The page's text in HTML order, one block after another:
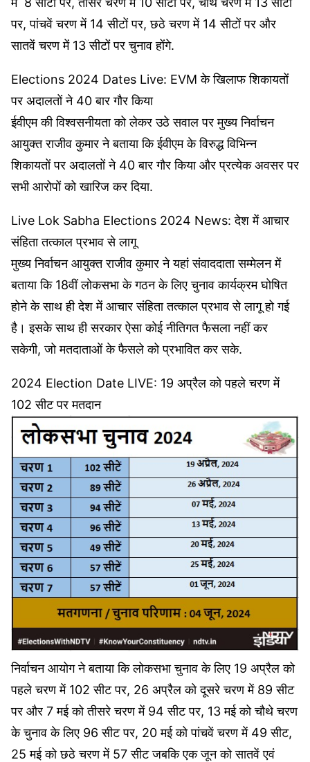
पर, पांचवें चरण में 14 सीटों पर, छठे चरण में 14 सीटों पर और
सातवें चरण में 13 सीटों पर चुनाव होंगे.
Elections 2024 Dates Live: EVM के खिलाफ शिकायतों
पर अदालतों ने 40 बार गौर किया
ईवीएम की विश्‍वसनीयता को लेकर उठे सवाल पर मुख्य निर्वाचन
आयुक्त राजीव कुमार ने बताया कि ईवीएम के विरुद्ध विभिन्न
शिकायतों पर अदालतों ने 40 बार गौर किया और प्रत्येक अवसर पर
सभी आरोपों को खारिज कर दिया.
Live Lok Sabha Elections 2024 News: देश में आचार
संहिता तत्काल प्रभाव से लागू
मुख्य निर्वाचन आयुक्त राजीव कुमार ने यहां संवाददाता सम्मेलन में
बताया कि 18वीं लोकसभा के गठन के लिए चुनाव कार्यक्रम घोषित
होने के साथ ही देश में आचार संहिता तत्काल प्रभाव से लागू हो गई
है। इसके साथ ही सरकार ऐसा कोई नीतिगत फैसला नहीं कर
सकेगी, जो मतदाताओं के फैसले को प्रभावित कर सके.
2024 Election Date LIVE: 19 अप्रैल को पहले चरण में
102 सीट पर मतदान
निर्वाचन आयोग ने बताया कि लोकसभा चुनाव के लिए 19 अप्रैल को
पहले चरण में 102 सीट पर, 26 अप्रैल को दूसरे चरण में 89 सीट
पर और 7 मई को तीसरे चरण में 94 सीट पर, 13 मई को चौथे चरण
के चुनाव के लिए 96 सीट पर, 20 मई को पांचवें चरण में 49 सीट,
25 मई को छठे चरण में 57 सीट जबकि एक जून को सातवें एवं